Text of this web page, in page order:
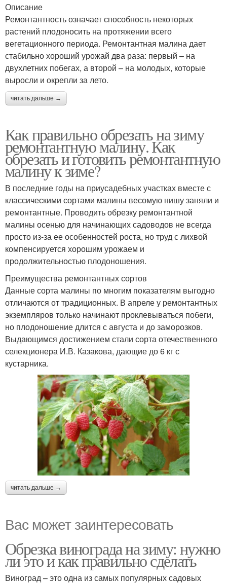
Описание
Ремонтантность означает способность некоторых
растений плодоносить на протяжении всего
вегетационного периода. Ремонтантная малина дает
стабильно хороший урожай два раза: первый – на
двухлетних побегах, а второй – на молодых, которые
выросли и окрепли за лето.
читать дальше →
Как правильно обрезать на зиму
ремонтантную малину. Как
обрезать и готовить ремонтантную
малину к зиме?
В последние годы на приусадебных участках вместе с
классическими сортами малины весомую нишу заняли и
ремонтантные. Проводить обрезку ремонтантной
малины осенью для начинающих садоводов не всегда
просто из-за ее особенностей роста, но труд с лихвой
компенсируется хорошим урожаем и
продолжительностью плодоношения.
Преимущества ремонтантных сортов
Данные сорта малины по многим показателям выгодно
отличаются от традиционных. В апреле у ремонтантных
экземпляров только начинают проклевываться побеги,
но плодоношение длится с августа и до заморозков.
Выдающимся достижением стали сорта отечественного
селекционера И.В. Казакова, дающие до 6 кг с
кустарника.
читать дальше →
Вас может заинтересовать
Обрезка винограда на зиму: нужно
ли это и как правильно сделать
Виноград – это одна из самых популярных садовых